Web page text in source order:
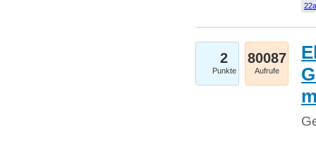
2
Punkte
80087
Aufrufe